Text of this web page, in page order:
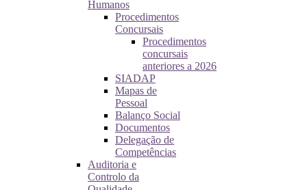
Humanos
Procedimentos
Concursais
Procedimentos
concursais
anteriores a 2026
SIADAP
Mapas de
Pessoal
Balanço Social
Documentos
Delegação de
Competências
Auditoria e
Controlo da